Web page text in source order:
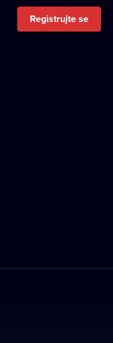
Registrujte se